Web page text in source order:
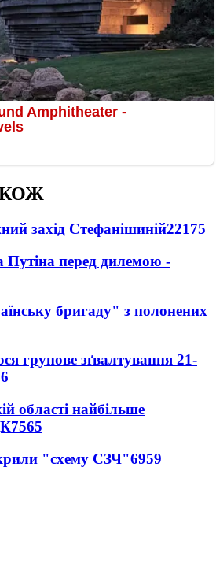
захід Стефанішиній22175
Путіна перед дилемою -
бригаду" з полонених
групове зґвалтування 21-
області найбільше
7565
"схему СЗЧ"6959